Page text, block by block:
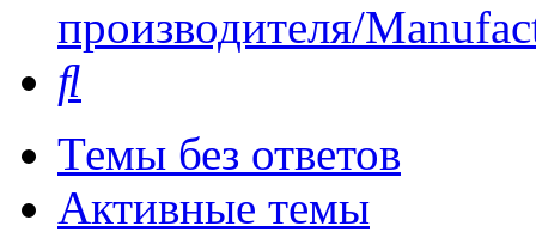
производителя/
Темы без ответов
Активные темы